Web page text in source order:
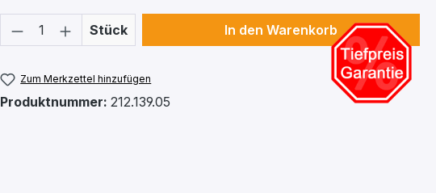
Produkt Anzahl: Gib den gewünschten Wert
Stück In den Warenkorb
Zum Merkzettel hinzufügen
Produktnummer: 212.139.05